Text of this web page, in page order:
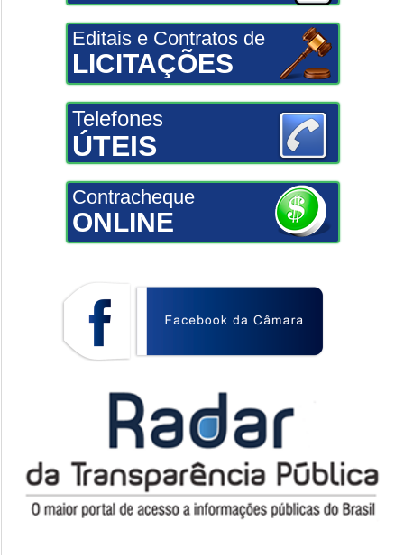
Editais e Contratos de
LICITAÇÕES
Telefones
ÚTEIS
Contracheque
ONLINE